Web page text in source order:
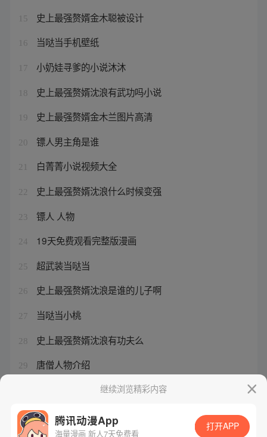
15 史上最强赘婿金木聪被设计
16 当哒当手机壁纸
17 小奶娃寻爹的小说沐沐
18 史上最强赘婿沈浪有武功吗小说
19 史上最强赘婿金木兰图片高清
20 镖人男主角是谁
21 白菁菁小说视频大全
22 史上最强赘婿沈浪什么时候变强
23 镖人 人物
24 19天免费观看完整版漫画
25 超武装当哒当
26 史上最强赘婿沈浪是谁的儿子啊
27 当哒当小桃
28 史上最强赘婿沈浪有功夫么
29 唐僧人物介绍
史上最强赘婿和极品家丁继续浏览精彩内容
腾讯动漫App
海量漫画 新人7天免费看
打开APP